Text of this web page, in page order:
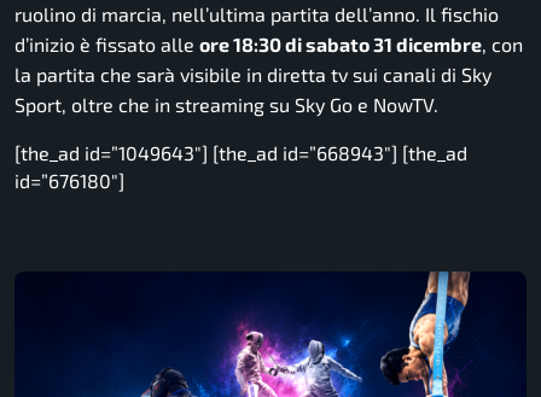
ruolino di marcia, nell’ultima partita dell’anno. Il fischio
d’inizio è fissato alle ore 18:30 di sabato 31 dicembre , con
la partita che sarà visibile in diretta tv sui canali di Sky
Sport, oltre che in streaming su Sky Go e NowTV.
[the_ad id=”1049643″] [the_ad id=”668943″] [the_ad
id=”676180″]